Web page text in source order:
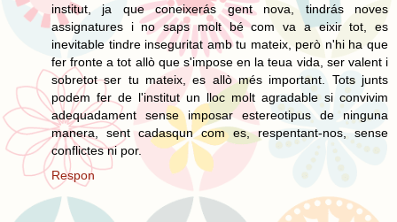
institut, ja que coneixerás gent nova, tindrás noves
assignatures i no saps molt bé com va a eixir tot, es
inevitable tindre inseguritat amb tu mateix, però n'hi ha que
fer fronte a tot allò que s'impose en la teua vida, ser valent i
sobretot ser tu mateix, es allò més important. Tots junts
podem fer de l'institut un lloc molt agradable si convivim
adequadament sense imposar estereotipus de ninguna
manera, sent cadasqun com es, respentant-nos, sense
conflictes ni por.
Respon